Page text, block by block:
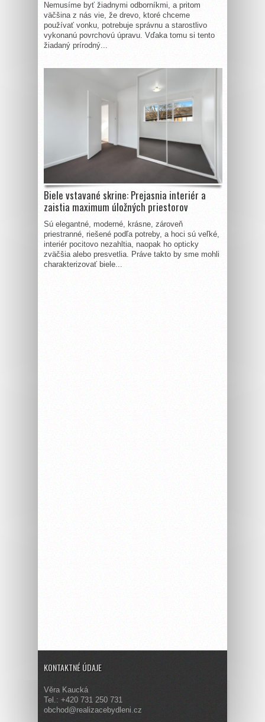
Nemusíme byť žiadnymi odborníkmi, a pritom
väčšina z nás vie, že drevo, ktoré chceme
používať vonku, potrebuje správnu a starostlivo
vykonanú povrchovú úpravu. Vďaka tomu si tento
žiadaný prírodný...
Biele vstavané skrine: Prejasnia interiér a
zaistia maximum úložných priestorov
Sú elegantné, moderné, krásne, zároveň
priestranné, riešené podľa potreby, a hoci sú veľké,
interiér pocitovo nezahltia, naopak ho opticky
zväčšia alebo presvetlia. Práve takto by sme mohli
charakterizovať biele...
KONTAKTNÉ ÚDAJE
Věra Kaucká
Tel.: +420 731 250 731
obchod@realizacebydleni.cz